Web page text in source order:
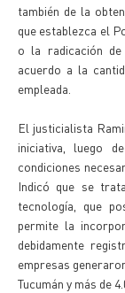
también de la
que establezca el
o la radicación
acuerdo a la
empleada.
El justicialista
iniciativa, luego
condiciones
Indicó que se
tecnología, que
permite la
debidamente
empresas
Tucumán y más de